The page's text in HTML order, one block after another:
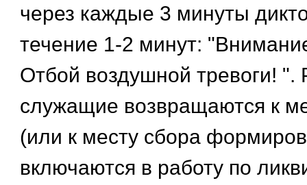
через каждые 3 минуты
течение 1-2 минут:
Отбой воздушной тревоги! ".
служащие возвращаются к
(или к месту сбора
включаются в работу по